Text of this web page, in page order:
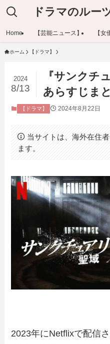
ドラマのルー
Home 【芸能ニュース】 【女
ホーム 【ドラマ】
『サンクチ
あらすじま
2024
8/13
【ドラマ】 2024年8月22日
当サイトは、海外在住
ます。
2023年にNetflixで配信